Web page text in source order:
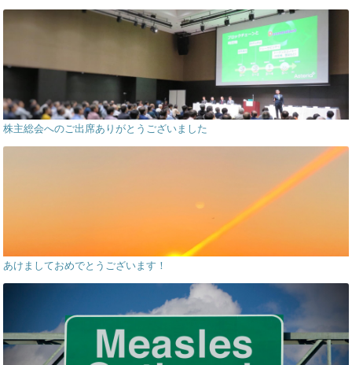
株主総会へのご出席ありがとうございました
あけましておめでとうございます！